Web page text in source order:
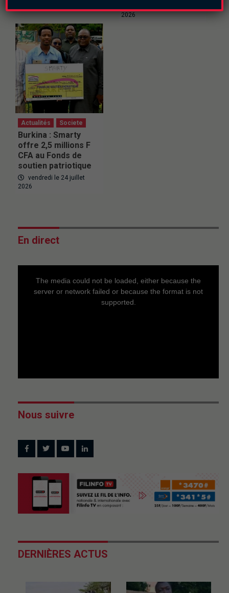
2026
Actualités Societe
Burkina : Smarty
offre 2,5 millions F
CFA au Fonds de
soutien patriotique
vendredi le 24 juillet
2026
En direct
The media could not be loaded, either because the
server or network failed or because the format is not
supported.
Nous suivre
DERNIÈRES ACTUS